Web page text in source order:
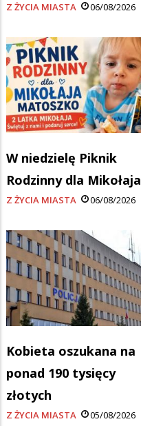
Z ŻYCIA MIASTA 06/08/2026
W niedzielę Piknik
Rodzinny dla Mikołaja
Z ŻYCIA MIASTA 06/08/2026
Kobieta oszukana na
ponad 190 tysięcy
złotych
Z ŻYCIA MIASTA 05/08/2026